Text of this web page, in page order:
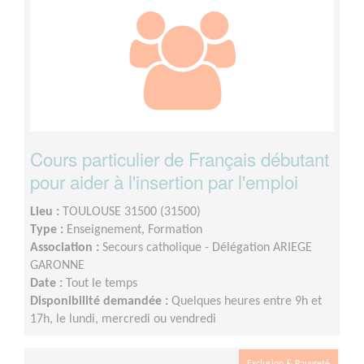
Cours particulier de Français débutant
pour aider à l'insertion par l'emploi
Lieu :
TOULOUSE 31500 (31500)
Type : Enseignement, Formation
Association : Secours catholique - Délégation ARIEGE
GARONNE
Date :
Tout le temps
Disponibilité demandée : Quelques heures entre 9h et
17h, le lundi, mercredi ou vendredi